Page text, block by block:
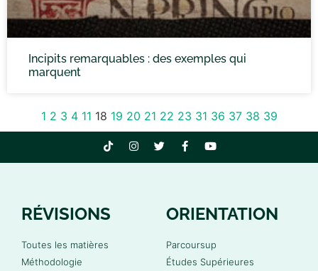
Incipits remarquables : des exemples qui
marquent
1 2 3 4 11 18 19 20 21 22 23 31 36 37 38 39
RÉVISIONS
Toutes les matières
Méthodologie
ORIENTATION
Parcoursup
Études Supérieures